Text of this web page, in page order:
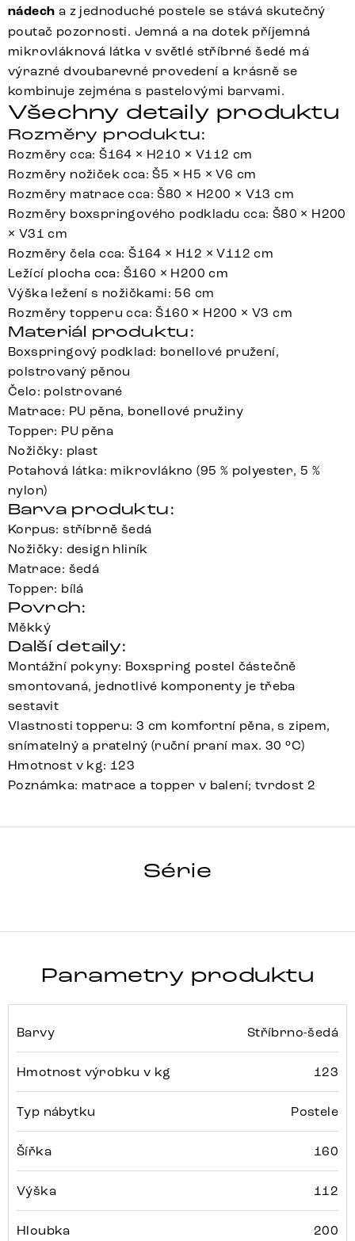
nádech a z jednoduché postele se stává skutečný
poutač pozornosti. Jemná a na dotek příjemná
mikrovláknová látka v světlé stříbrné šedé má
výrazné dvoubarevné provedení a krásně se
kombinuje zejména s pastelovými barvami.
Všechny detaily produktu
Rozměry produktu:
Rozměry cca: Š164 × H210 × V112 cm
Rozměry nožiček cca: Š5 × H5 × V6 cm
Rozměry matrace cca: Š80 × H200 × V13 cm
Rozměry boxspringového podkladu cca: Š80 × H200
× V31 cm
Rozměry čela cca: Š164 × H12 × V112 cm
Ležící plocha cca: Š160 × H200 cm
Výška ležení s nožičkami: 56 cm
Rozměry topperu cca: Š160 × H200 × V3 cm
Materiál produktu:
Boxspringový podklad: bonellové pružení,
polstrovaný pěnou
Čelo: polstrované
Matrace: PU pěna, bonellové pružiny
Topper: PU pěna
Nožičky: plast
Potahová látka: mikrovlákno (95 % polyester, 5 %
nylon)
Barva produktu:
Korpus: stříbrně šedá
Nožičky: design hliník
Matrace: šedá
Topper: bílá
Povrch:
Měkký
Další detaily:
Montážní pokyny: Boxspring postel částečně
smontovaná, jednotlivé komponenty je třeba
sestavit
Vlastnosti topperu: 3 cm komfortní pěna, s zipem,
snímatelný a pratelný (ruční praní max. 30 °C)
Hmotnost v kg: 123
Poznámka: matrace a topper v balení; tvrdost 2
Série
Parametry produktu
Barvy Stříbrno-šedá
Hmotnost výrobku v kg 123
Typ nábytku Postele
Šířka 160
Výška 112
Hloubka 200